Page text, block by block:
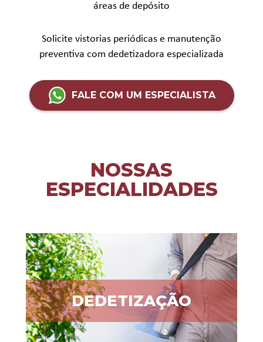
áreas de depósito
Solicite vistorias periódicas e manutenção
preventiva com dedetizadora especializada
FALE COM UM ESPECIALISTA
NOSSAS
ESPECIALIDADES
DEDETIZAÇÃO